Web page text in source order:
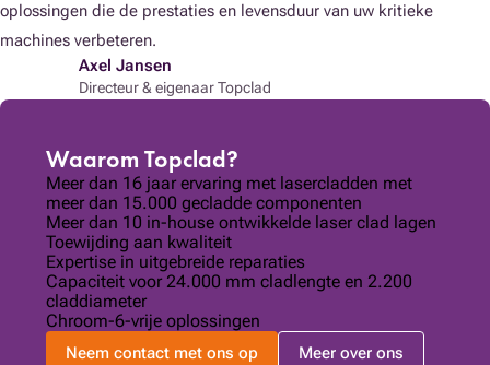
oplossingen die de prestaties en levensduur van uw kritieke
machines verbeteren.
Axel Jansen
Directeur & eigenaar Topclad
Waarom Topclad?
Meer dan 16 jaar ervaring met lasercladden met
meer dan 15.000 gecladde componenten
Meer dan 10 in-house ontwikkelde laser clad lagen
Toewijding aan kwaliteit
Expertise in uitgebreide reparaties
Capaciteit voor 24.000 mm cladlengte en 2.200
claddiameter
Chroom-6-vrije oplossingen
Neem contact met ons op Meer over ons